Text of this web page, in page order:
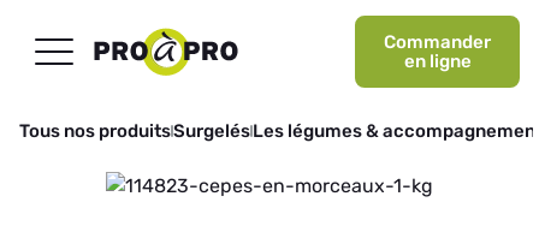
Commander
en ligne
Tous nos produitsSurgelésLes légumes &